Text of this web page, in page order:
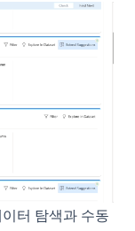
터 탐색과 수동